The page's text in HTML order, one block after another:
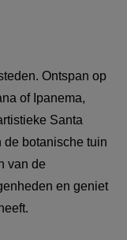
Ontspan op
of Ipanema,
Santa
de botanische tuin
van de
en geniet